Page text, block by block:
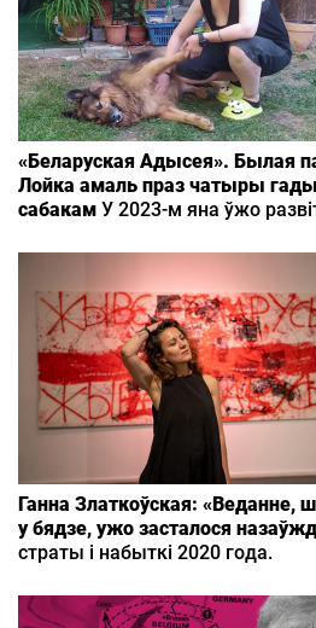
«Беларуская Адысея». Былая
Лойка амаль праз чатыры гады
сабакам У 2023-м яна ўжо
Ганна Златкоўская: «Веданне,
у бядзе, ужо засталося
страты і набыткі 2020 года.